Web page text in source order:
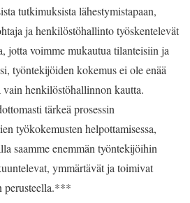
tutkimuksista lähestymistapaan,
ja henkilöstöhallinto työskentelevät
jotta voimme mukautua tilanteisiin ja
työntekijöiden kokemus ei ole enää
henkilöstöhallinnon kautta.
tärkeä prosessin
työkokemusten helpottamisessa,
saamme enemmän työntekijöihin
ymmärtävät ja toimivat
perusteella.***